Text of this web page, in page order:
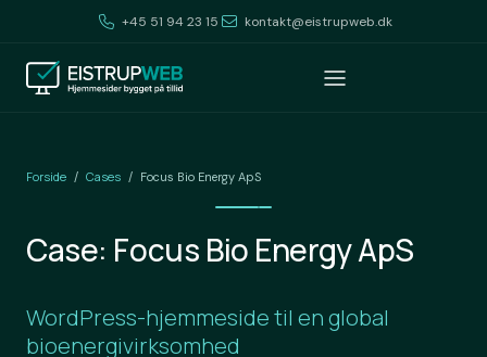
+45 51 94 23 15 kontakt@eistrupweb.dk
Forside / Cases / Focus Bio Energy ApS
Case: Focus Bio Energy ApS
WordPress-hjemmeside til en global
bioenergivirksomhed